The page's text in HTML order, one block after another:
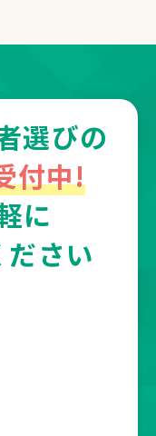
選びの
付中!
に
さい